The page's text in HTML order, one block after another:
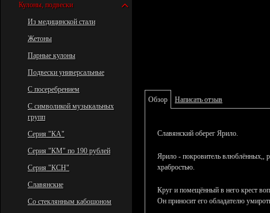
Кулоны, подвески
Из медицинской стали
Жетоны
Парные кулоны
Подвески универсальные
С посеребрением
С символикой музыкальных
групп
Серия "КА"
Серия "КМ" по 190 рублей
Серия "КСН"
Славянские
Со стеклянным кабошоном
Обзор Написать отзыв
Славянский оберег Ярило.
Ярило - покровитель влюблённых,,
храбростью.
Круг и помещённый в него крест
Он приносит его обладателю